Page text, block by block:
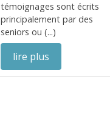
témoignages sont écrits
principalement par des
seniors ou (...)
lire plus